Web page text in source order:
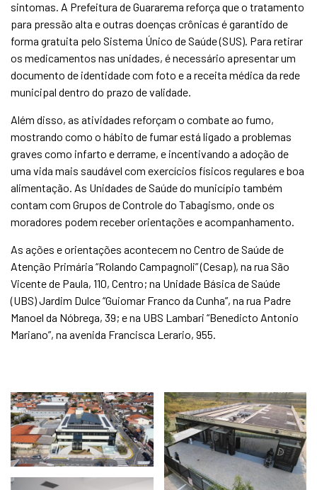
sintomas. A Prefeitura de Guararema reforça que o tratamento
para pressão alta e outras doenças crônicas é garantido de
forma gratuita pelo Sistema Único de Saúde (SUS). Para retirar
os medicamentos nas unidades, é necessário apresentar um
documento de identidade com foto e a receita médica da rede
municipal dentro do prazo de validade.
Além disso, as atividades reforçam o combate ao fumo,
mostrando como o hábito de fumar está ligado a problemas
graves como infarto e derrame, e incentivando a adoção de
uma vida mais saudável com exercícios físicos regulares e boa
alimentação. As Unidades de Saúde do município também
contam com Grupos de Controle do Tabagismo, onde os
moradores podem receber orientações e acompanhamento.
As ações e orientações acontecem no Centro de Saúde de
Atenção Primária “Rolando Campagnoli” (Cesap), na rua São
Vicente de Paula, 110, Centro; na Unidade Básica de Saúde
(UBS) Jardim Dulce “Guiomar Franco da Cunha”, na rua Padre
Manoel da Nóbrega, 39; e na UBS Lambari “Benedicto Antonio
Mariano”, na avenida Francisca Lerario, 955.